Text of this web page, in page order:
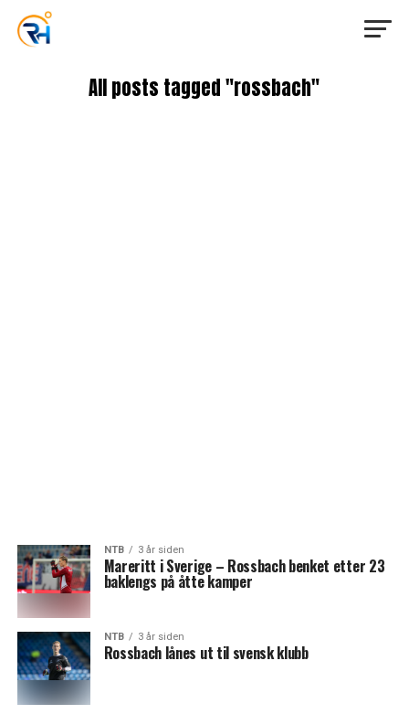
All posts tagged "rossbach"
NTB 3 år siden
Mareritt i Sverige – Rossbach benket etter 23
baklengs på åtte kamper
NTB 3 år siden
Rossbach lånes ut til svensk klubb